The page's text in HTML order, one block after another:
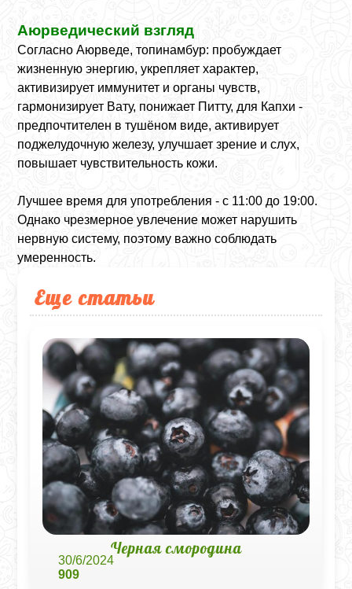
Аюрведический взгляд
Согласно Аюрведе, топинамбур: пробуждает
жизненную энергию, укрепляет характер,
активизирует иммунитет и органы чувств,
гармонизирует Вату, понижает Питту, для Капхи -
предпочтителен в тушёном виде, активирует
поджелудочную железу, улучшает зрение и слух,
повышает чувствительность кожи.
Лучшее время для употребления - с 11:00 до 19:00.
Однако чрезмерное увлечение может нарушить
нервную систему, поэтому важно соблюдать
умеренность.
Еще статьи
Черная смородина
30/6/2024
909